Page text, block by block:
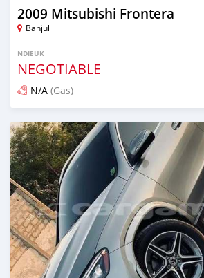
2009 Mitsubishi Frontera
Banjul
NDIEUK
NEGOTIABLE
N/A (Gas)
Dougal na niou ko depuis 25 days